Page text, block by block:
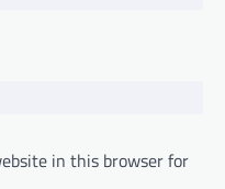
in this browser for